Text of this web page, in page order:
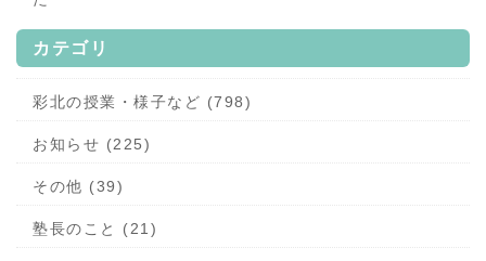
カテゴリ
彩北の授業・様子など (798)
お知らせ (225)
その他 (39)
塾長のこと (21)